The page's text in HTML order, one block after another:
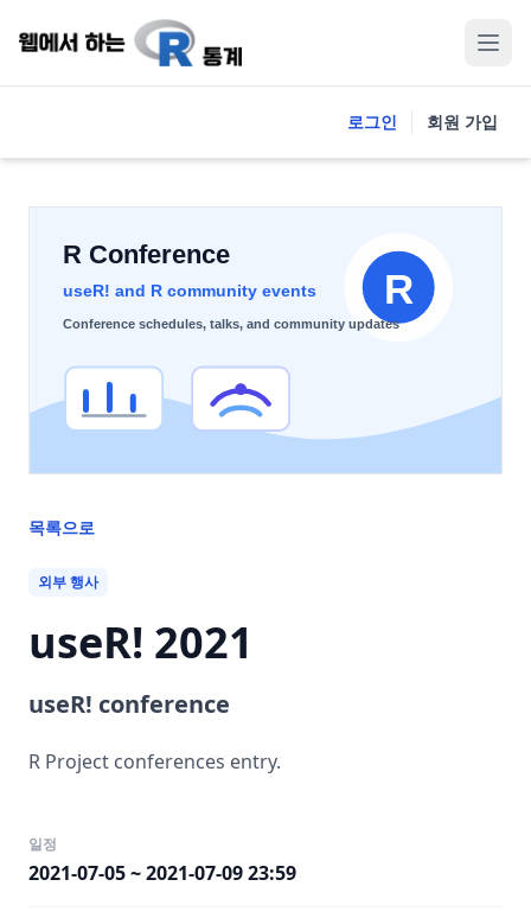
로그인 회원 가입
목록으로
외부 행사
useR! 2021
useR! conference
R Project conferences entry.
일정
2021-07-05 ~ 2021-07-09 23:59